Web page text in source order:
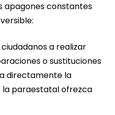
apagones constantes
a realizar
o sustituciones
directamente la
la paraestatal ofrezca